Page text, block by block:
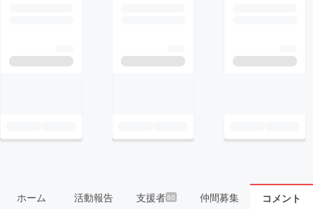
ホーム 活動報告 支援者60 仲間募集 コメント